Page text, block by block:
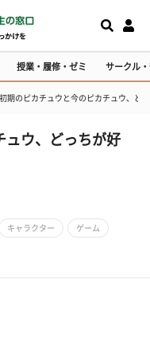
授業・履修・ゼミ サークル
初期のピカチュウと今のピカチュウ、ど
ュウ、どっちが好
キャラクター ゲーム